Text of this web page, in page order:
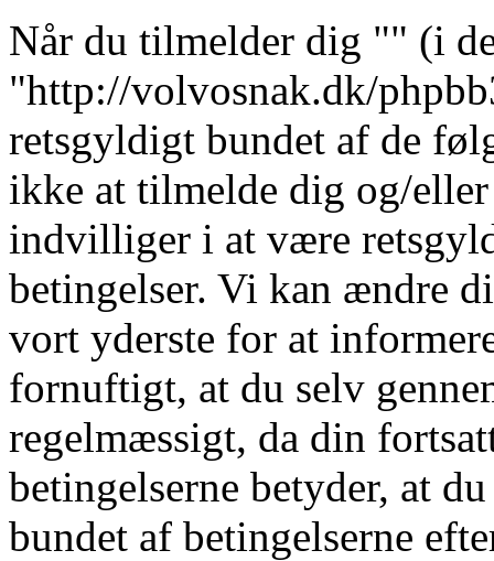
Når du tilmelder dig "" (i
"http://volvosnak.dk/
retsgyldigt bundet af de
ikke at tilmelde dig og/
indvilliger i at være
betingelser. Vi kan ændre
vort yderste for at
fornuftigt, at du selv
regelmæssigt, da din
betingelserne betyder, at
bundet af betingelserne